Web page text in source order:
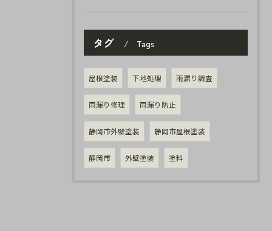
タグ Tags
屋根塗装 下地処理 雨漏り調査
雨漏り修理 雨漏り防止
静岡市外壁塗装 静岡市屋根塗装
静岡市 外壁塗装 塗料